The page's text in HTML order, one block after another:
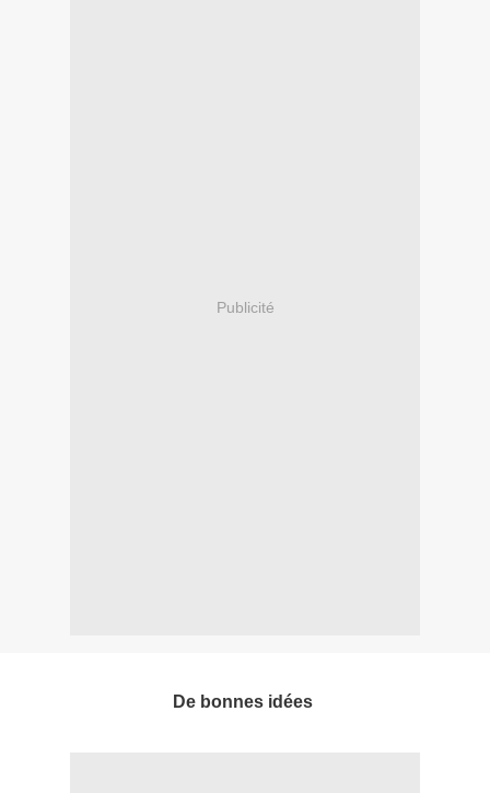
Publicité
De bonnes idées